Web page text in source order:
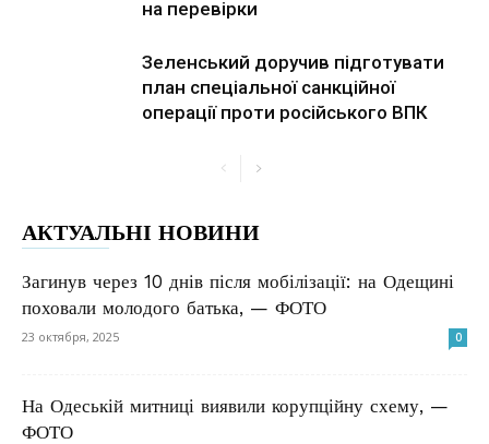
на перевірки
Зеленський доручив підготувати
план спеціальної санкційної
операції проти російського ВПК
АКТУАЛЬНІ НОВИНИ
Загинув через 10 днів після мобілізації: на Одещині
поховали молодого батька, — ФОТО
23 октября, 2025 0
На Одеській митниці виявили корупційну схему, —
ФОТО